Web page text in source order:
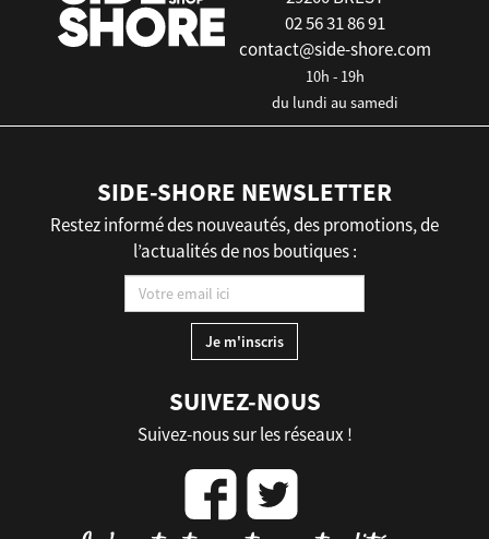
02 56 31 86 91
contact@side-shore.com
10h - 19h
du lundi au samedi
SIDE-SHORE NEWSLETTER
Restez informé des nouveautés, des promotions, de
l’actualités de nos boutiques :
SUIVEZ-NOUS
Suivez-nous sur les réseaux !